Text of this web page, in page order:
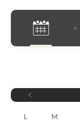
L M